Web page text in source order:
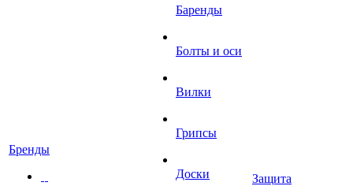
Бренды
Баренды
Болты и оси
Вилки
Грипсы
Доски Защита